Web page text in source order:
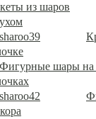
из шаров